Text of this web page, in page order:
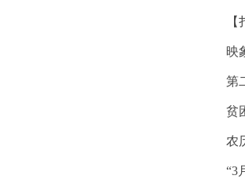
映
第
贫
农
“3